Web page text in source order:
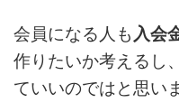
会員になる人も 入会
作りたいか考えるし
ていいのではと思い